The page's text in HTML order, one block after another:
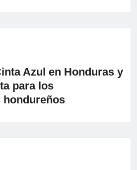
Azul en Honduras y
para los